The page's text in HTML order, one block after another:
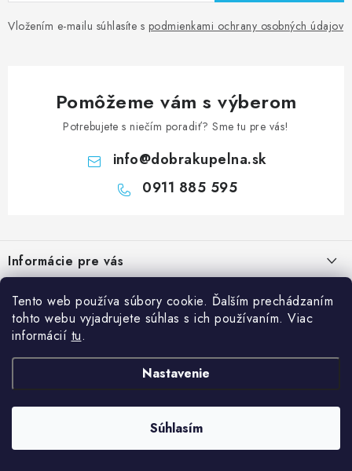
Tento web používa súbory cookie. Ďalším prechádzaním
tohto webu vyjadrujete súhlas s ich používaním. Viac
informácií tu.
Nastavenie
Súhlasím
Vložením e-mailu súhlasíte s podmienkami ochrany osobných údajov
Pomôžeme vám s výberom
Potrebujete s niečím poradiť? Sme tu pre vás!
info@dobrakupelna.sk
0911 885 595
p
ä
Informácie pre vás
Obchodné podmienky
Ochrana osobných údajov GDPR
Kategórie
Sprchové dvere
Sprchové kúty a vaničky
Vane
Kúpeľňový nábytok
Blog
Kedy rekonštruovať kúpeľňu a prečo je výmena sprchového kúta
dobrý investičný krok?
Údržba sprchového kúta: ako predĺžiť životnosť skla, tesnenia a
vaničky
Dobrakupelna.sk. Všetky práva vyhradené.